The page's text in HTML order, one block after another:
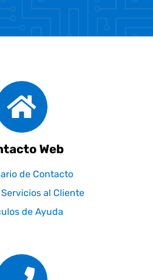
Web
de Contacto
al Cliente
de Ayuda